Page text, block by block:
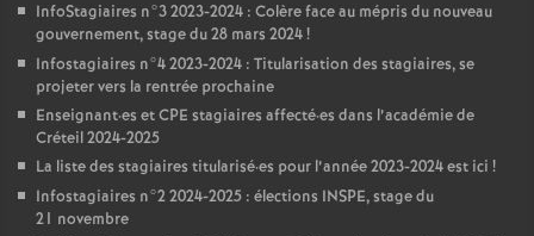
InfoStagiaires n°3 2023-2024 : Colère face au mépris du nouveau
gouvernement, stage du 28 mars 2024!
Infostagiaires n°4 2023-2024 : Titularisation des stagiaires, se
projeter vers la rentrée prochaine
Enseignant·es etCPE stagiaires affecté·es dans l’académie de
Créteil 2024-2025
La liste des stagiaires titularisé·es pour l’année 2023-2024 est ici !
Infostagiaires n°2 2024-2025 : élections INSPE, stage du
21 novembre